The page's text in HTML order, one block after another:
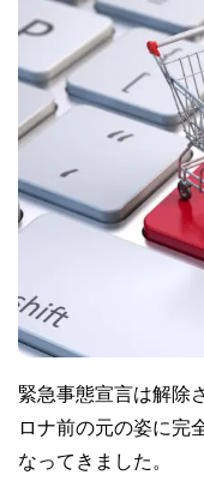
緊急事態宣言は解除
ロナ前の元の姿に完
なってきました。